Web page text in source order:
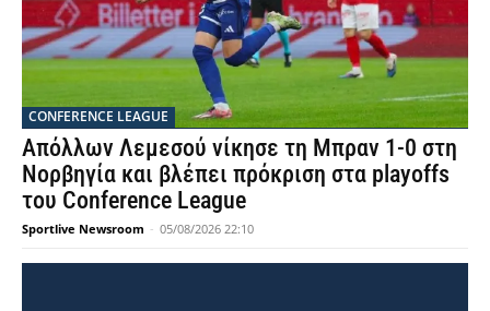
CONFERENCE LEAGUE
Απόλλων Λεμεσού νίκησε τη Μπραν 1-0 στη
Νορβηγία και βλέπει πρόκριση στα playoffs
του Conference League
Sportlive Newsroom - 05/08/2026 22:10